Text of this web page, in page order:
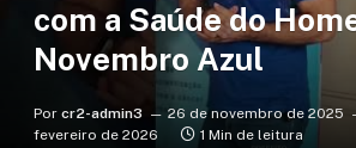
com a Saúde do
Novembro Azul
Por cr2-admin3 26 de novembro de 2025
fevereiro de 2026
1 Min de leitura